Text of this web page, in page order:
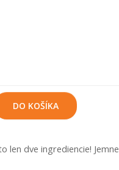
DO KOŠÍKA
len dve ingrediencie! Jemne